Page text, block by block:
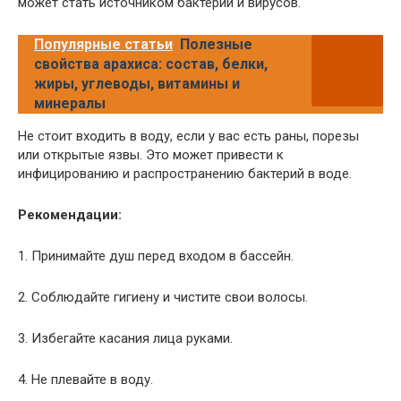
Популярные статьи Полезные
свойства арахиса: состав, белки,
жиры, углеводы, витамины и
минералы
Не стоит входить в воду, если у вас есть раны, порезы
или открытые язвы. Это может привести к
инфицированию и распространению бактерий в воде.
Рекомендации:
1. Принимайте душ перед входом в бассейн.
2. Соблюдайте гигиену и чистите свои волосы.
3. Избегайте касания лица руками.
4. Не плевайте в воду.